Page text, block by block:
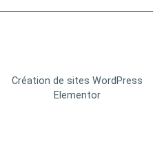
Création de sites WordPress
Elementor